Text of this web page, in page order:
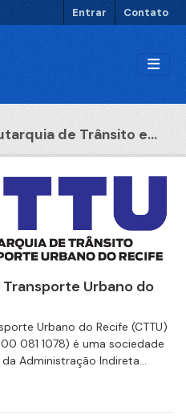
Entrar Contato
de Trânsito e...
Urbano do
Urbano do Recife (CTTU)
081 1078) é uma sociedade
Administração Indireta...